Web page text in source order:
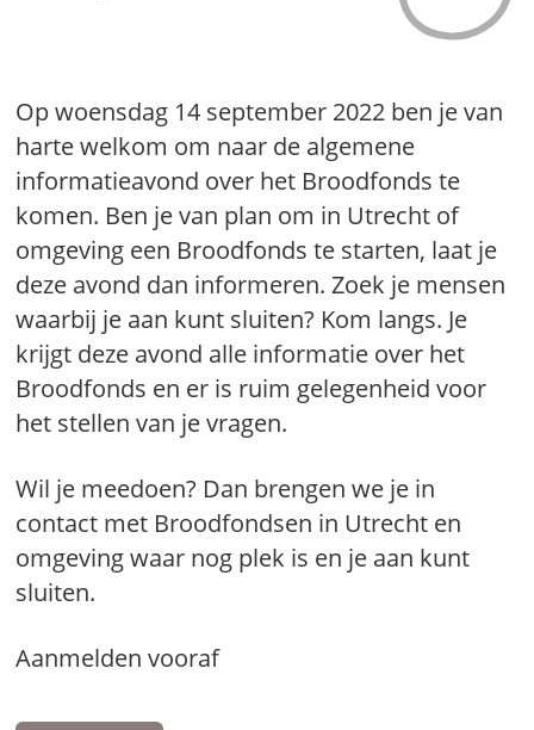
Op woensdag 14 september 2022 ben je van
harte welkom om naar de algemene
informatieavond over het Broodfonds te
komen. Ben je van plan om in Utrecht of
omgeving een Broodfonds te starten, laat je
deze avond dan informeren. Zoek je mensen
waarbij je aan kunt sluiten? Kom langs. Je
krijgt deze avond alle informatie over het
Broodfonds en er is ruim gelegenheid voor
het stellen van je vragen.
Wil je meedoen? Dan brengen we je in
contact met Broodfondsen in Utrecht en
omgeving waar nog plek is en je aan kunt
sluiten.
Aanmelden vooraf